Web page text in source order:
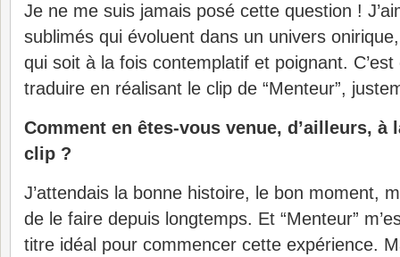
Je ne me suis jamais posé cette question !
sublimés qui évoluent dans un univers
qui soit à la fois contemplatif et poignant. C’est
traduire en réalisant le clip de “Menteur”,
Comment en êtes-vous venue, d’ailleurs, à
clip ?
J’attendais la bonne histoire, le bon moment,
de le faire depuis longtemps. Et “Menteur”
titre idéal pour commencer cette expérience.